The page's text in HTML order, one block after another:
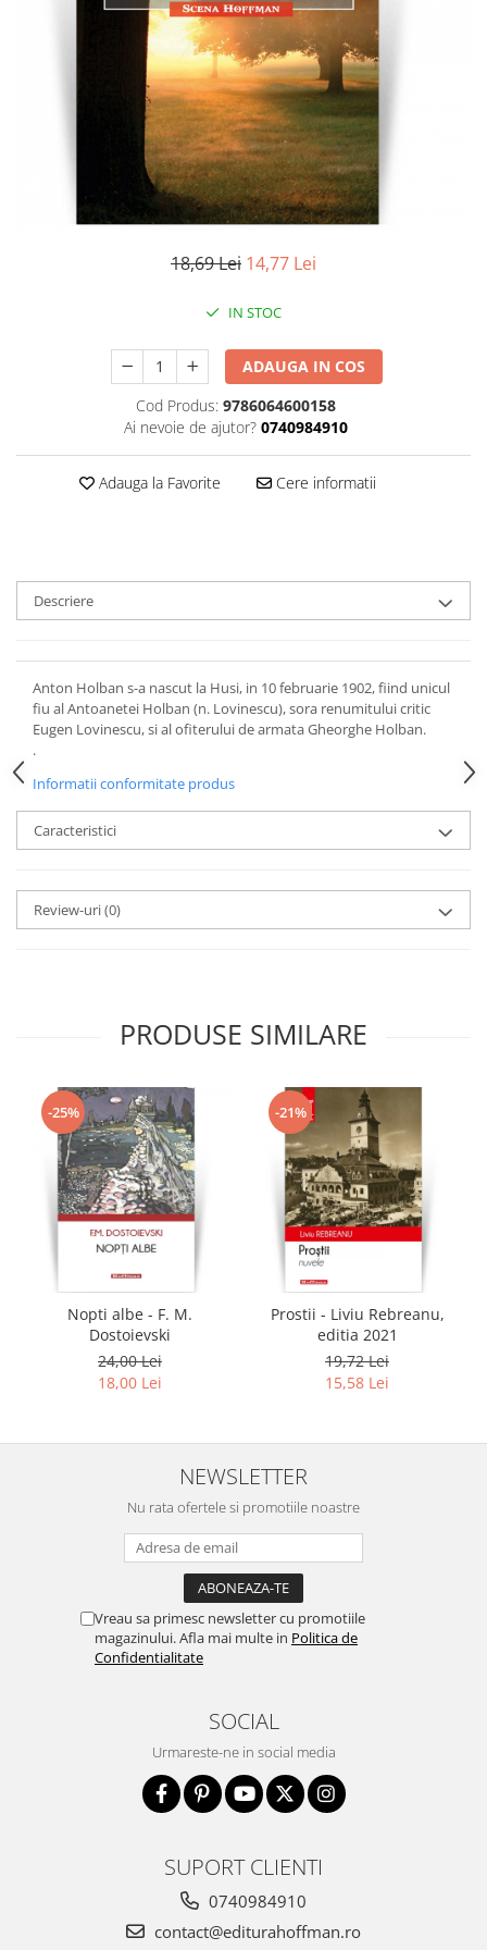
Non-fictiune
Publicistica / Reportaje / Interviuri
Sociologie si filozofie
18,69 Lei 14,77 Lei
IN STOC
ADAUGA IN COS
Cod Produs: 9786064600158
Ai nevoie de ajutor? 0740984910
Adauga la Favorite Cere informatii
Descriere
Anton Holban s-a nascut la Husi, in 10 februarie 1902, fiind unicul
fiu al Antoanetei Holban (n. Lovinescu), sora renumitului critic
Eugen Lovinescu, si al ofiterului de armata Gheorghe Holban.
.
Informatii conformitate produs
Caracteristici
Review-uri(0)
PRODUSE SIMILARE
-25%
Nopti albe - F. M.
Dostoievski
24,00 Lei
18,00 Lei
-21%
Prostii - Liviu Rebreanu,
editia 2021
19,72 Lei
15,58 Lei
NEWSLETTER
Nu rata ofertele si promotiile noastre
Vreau sa primesc newsletter cu promotiile
magazinului. Afla mai multe in Politica de
Confidentialitate
SOCIAL
Urmareste-ne in social media
SUPORT CLIENTI
0740984910
contact@editurahoffman.ro